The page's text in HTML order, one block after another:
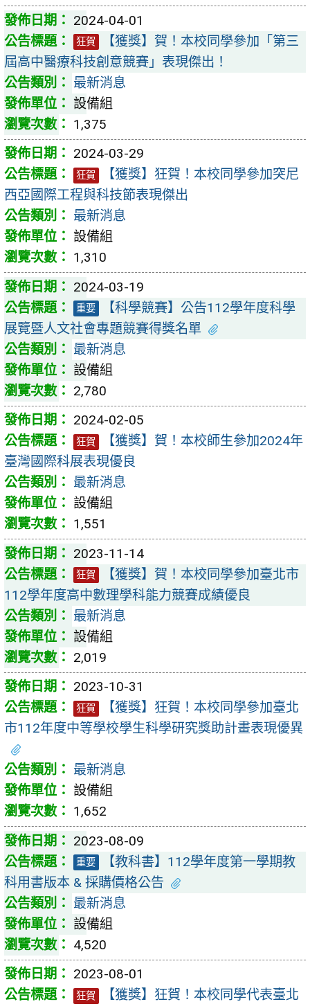
2024-04-01
狂賀
【獲獎】賀！本校同學參加「第三
屆高中醫療科技創意競賽」表現傑出！
最新消息
設備組
1,375
2024-03-29
狂賀
【獲獎】狂賀！本校同學參加突尼
西亞國際工程與科技節表現傑出
最新消息
設備組
1,310
2024-03-19
重要
【科學競賽】公告112學年度科學
展覽暨人文社會專題競賽得獎名單
最新消息
設備組
2,780
2024-02-05
狂賀
【獲獎】賀！本校師生參加2024年
臺灣國際科展表現優良
最新消息
設備組
1,551
2023-11-14
狂賀
【獲獎】賀！本校同學參加臺北市
112學年度高中數理學科能力競賽成績優良
最新消息
設備組
2,019
2023-10-31
狂賀
【獲獎】狂賀！本校同學參加臺北
市112年度中等學校學生科學研究獎助計畫表現優異
最新消息
設備組
1,652
2023-08-09
重要
【教科書】112學年度第一學期教
科用書版本 & 採購價格公告
最新消息
設備組
4,520
2023-08-01
狂賀
【獲獎】狂賀！本校同學代表臺北